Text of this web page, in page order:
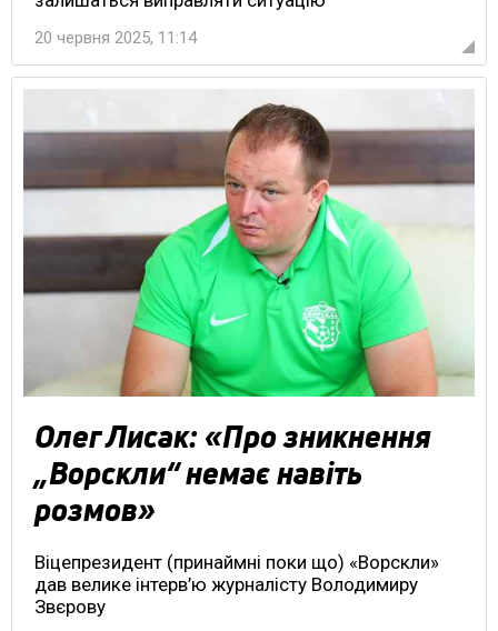
20 червня 2025, 11:14
Олег Лисак: «Про зникнення
„Ворскли“ немає навіть
розмов»
Віцепрезидент (принаймні поки що) «Ворскли»
дав велике інтерв’ю журналісту Володимиру
Звєрову